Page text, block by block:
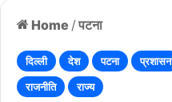
Home / पटना
दिल्ली देश पटना प्रशासन
राजनीति
राज्य